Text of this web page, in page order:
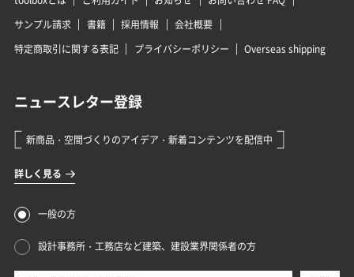
サンプル請求
書籍 採用情報
会社概要
特定商取引に関する表記
プライバシーポリシー Overseas shipping